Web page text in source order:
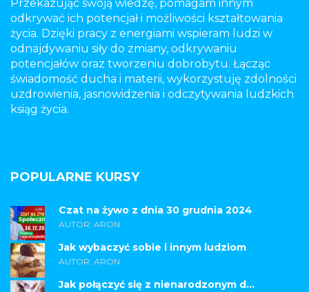
Przekazując swoją wiedzę, pomagam innym
odkrywać ich potencjał i możliwości kształtowania
życia. Dzięki pracy z energiami wspieram ludzi w
odnajdywaniu siły do zmiany, odkrywaniu
potencjałów oraz tworzeniu dobrobytu. Łącząc
świadomość ducha i materii, wykorzystuję zdolności
uzdrowienia, jasnowidzenia i odczytywania ludzkich
ksiąg życia.
POPULARNE KURSY
Czat na żywo z dnia 30 grudnia 2024
AUTOR: ARON
Jak wybaczyć sobie i innym ludziom
AUTOR: ARON
Jak połączyć się z nienarodzonym d...